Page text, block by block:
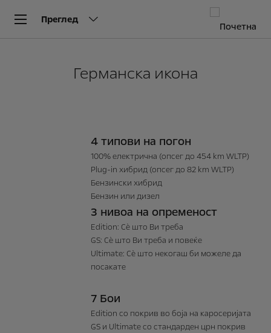
Преглед
Германска икона
4 типови на погон
100% електрична (опсег до 454 km WLTP)
Plug-in хибрид (опсег до 82 km WLTP)
Бензински хибрид
Бензин или дизел
3 нивоа на опременост
Edition: Сè што Ви треба
GS: Сè што Ви треба и повеќе
Ultimate: Сè што некогаш би можеле да
посакате
7 Бои
Edition со покрив во боја на каросеријата
GS и Ultimate со стандарден црн покрив